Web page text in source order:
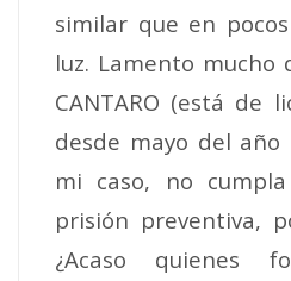
similar que en
luz. Lamento mucho
CANTARO (está de
desde mayo del año
mi caso, no
prisión preventiva,
¿Acaso quienes